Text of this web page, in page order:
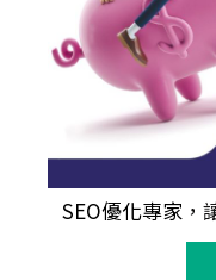
SEO優化專家，